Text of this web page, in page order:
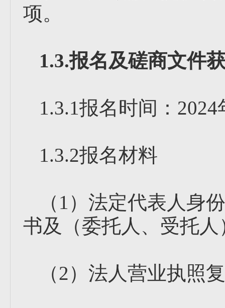
项。
1.3.报名及磋商文件
1.3.1报名时间：
1.3.2报名材料
（1）法定代表人身
书及（委托人、受托
（2）法人营业执照